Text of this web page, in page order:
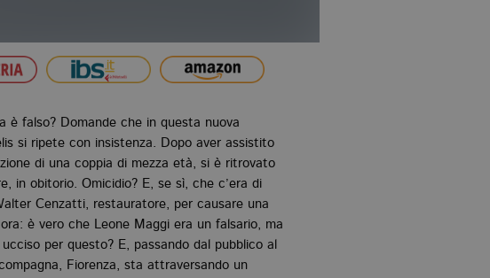
è falso? Domande che in questa nuova
si ripete con insistenza. Dopo aver assistito
di una coppia di mezza età, si è ritrovato
in obitorio. Omicidio? E, se sì, che c’era di
Cenzatti, restauratore, per causare una
è vero che Leone Maggi era un falsario, ma
per questo? E, passando dal pubblico al
Fiorenza, sta attraversando un